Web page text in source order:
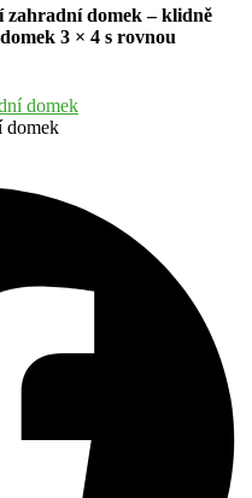
domek – klidně
3 × 4 s rovnou
domek